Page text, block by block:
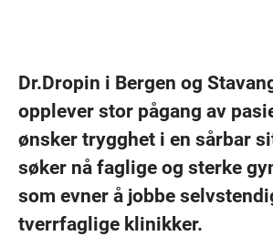
Dr.Dropin i Bergen og
opplever stor pågang av
ønsker trygghet i en sårbar
søker nå faglige og sterke
som evner å jobbe
tverrfaglige klinikker.